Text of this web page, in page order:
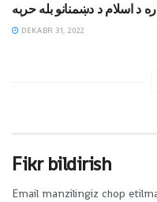
د اسلام د دښمنانو بله حربه
DEKABR 31, 2022
Fikr bildirish
Email manzilingiz chop